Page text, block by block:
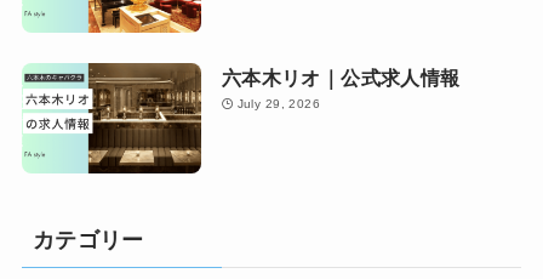
六本木リオ｜公式求人情報
July 29, 2026
カテゴリー